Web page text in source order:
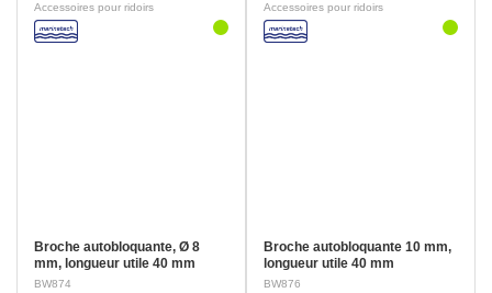
Accessoires pour ridoirs
Broche autobloquante, Ø 8
mm, longueur utile 40 mm
BW874
Accessoires pour ridoirs
Broche autobloquante 10 mm,
longueur utile 40 mm
BW876